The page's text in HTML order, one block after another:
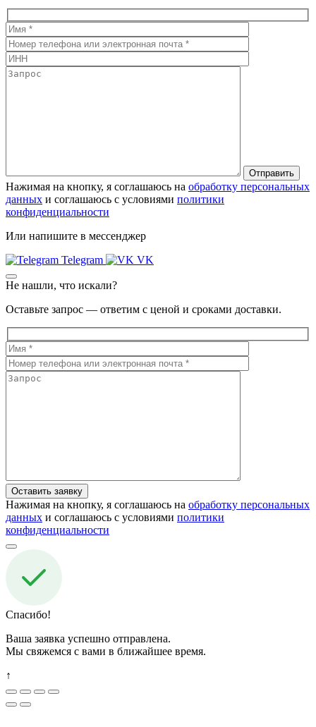
Нажимая на кнопку, я соглашаюсь на обработку персональных
данных и соглашаюсь с условиями политики
конфиденциальности
Или напишите в мессенджер
Telegram
VK
Не нашли, что искали?
Оставьте запрос — ответим с ценой и сроками доставки.
Нажимая на кнопку, я соглашаюсь на обработку персональных
данных и соглашаюсь с условиями политики
конфиденциальности
Спасибо!
Ваша заявка успешно отправлена.
Мы свяжемся с вами в ближайшее время.
↑